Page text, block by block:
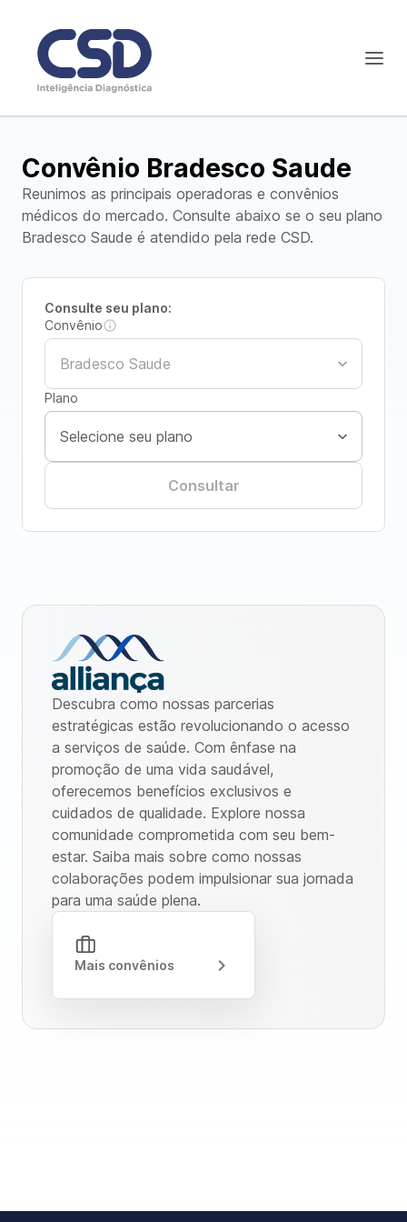
Convênio Bradesco Saude
Reunimos as principais operadoras e convênios
médicos do mercado. Consulte abaixo se o seu plano
Bradesco Saude é atendido pela rede CSD.
Consulte seu plano:
Convênio
Plano
Consultar
Descubra como nossas parcerias
estratégicas estão revolucionando o acesso
a serviços de saúde. Com ênfase na
promoção de uma vida saudável,
oferecemos benefícios exclusivos e
cuidados de qualidade. Explore nossa
comunidade comprometida com seu bem-
estar. Saiba mais sobre como nossas
colaborações podem impulsionar sua jornada
para uma saúde plena.
Mais convênios